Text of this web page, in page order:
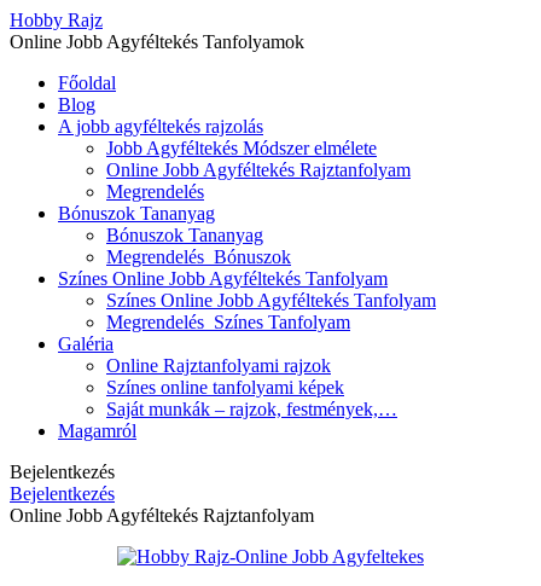
Hobby Rajz
Online Jobb Agyféltekés Tanfolyamok
Főoldal
Blog
A jobb agyféltekés rajzolás
Jobb Agyféltekés Módszer elmélete
Online Jobb Agyféltekés Rajztanfolyam
Megrendelés
Bónuszok Tananyag
Bónuszok Tananyag
Megrendelés_Bónuszok
Színes Online Jobb Agyféltekés Tanfolyam
Színes Online Jobb Agyféltekés Tanfolyam
Megrendelés_Színes Tanfolyam
Galéria
Online Rajztanfolyami rajzok
Színes online tanfolyami képek
Saját munkák – rajzok, festmények,…
Magamról
Bejelentkezés
Bejelentkezés
Online Jobb Agyféltekés Rajztanfolyam